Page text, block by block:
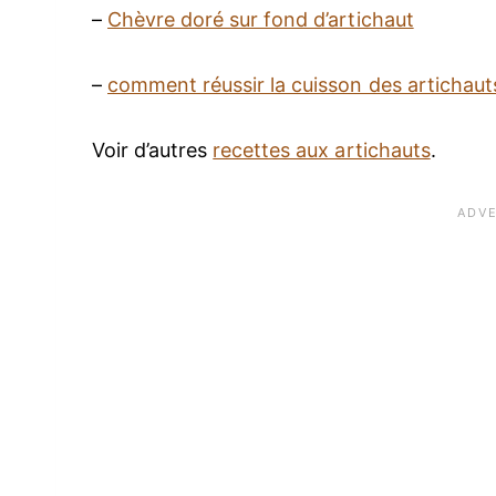
– Chèvre doré sur fond d’artichaut
– comment réussir la cuisson des
Voir d’autres recettes aux artichauts.